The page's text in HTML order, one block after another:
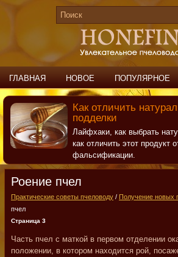
ГЛАВНАЯ НОВОЕ ПОПУЛЯРНОЕ
ПОИСК КОНТАКТЫ
Как отличить
подделки
Лайфхаки, как выбрать
как отличить этот продукт
фальсификации.
Роение пчел
Практические советы пчеловоду / Получение новых
пчел
Страница 3
Часть пчел с маткой в первом отделении
положении, в котором находится рой,